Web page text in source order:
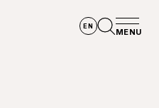
EN
MENU